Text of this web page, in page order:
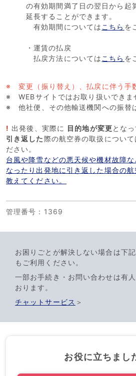
の有効期間満了日の翌日から起
延長することができます。
有効期間については こちら を
・運賃の払戻
払戻方法については こちら を
※ 変更（振り替え）、払戻に伴う手
※ WEBサイトではお取り扱いできま
※ 他社便、その他輸送機関への振替
! 出発後、実際に 目的地が変更とな
引き返した際の航空券の取扱につい
ださい。
台風や降雪などの悪天候や機材故障
なったり出発地に引き返した場合の
教えてください。
管理番号 ：1369
お困りごとが解決しない場合は下
もご利用ください。
一部お手続き・お問い合わせは有
おります。
チャットサービス ＞
お役に立ちまし